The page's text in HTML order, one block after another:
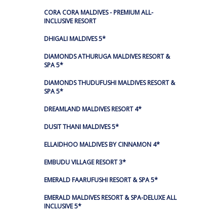
CORA CORA MALDIVES - PREMIUM ALL-
INCLUSIVE RESORT
DHIGALI MALDIVES 5*
DIAMONDS ATHURUGA MALDIVES RESORT &
SPA 5*
DIAMONDS THUDUFUSHI MALDIVES RESORT &
SPA 5*
DREAMLAND MALDIVES RESORT 4*
DUSIT THANI MALDIVES 5*
ELLAIDHOO MALDIVES BY CINNAMON 4*
EMBUDU VILLAGE RESORT 3*
EMERALD FAARUFUSHI RESORT & SPA 5*
EMERALD MALDIVES RESORT & SPA-DELUXE ALL
INCLUSIVE 5*